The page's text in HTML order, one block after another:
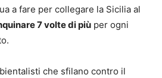
a fare per collegare la Sicilia al
7 volte di più per ogni
che sfilano contro il